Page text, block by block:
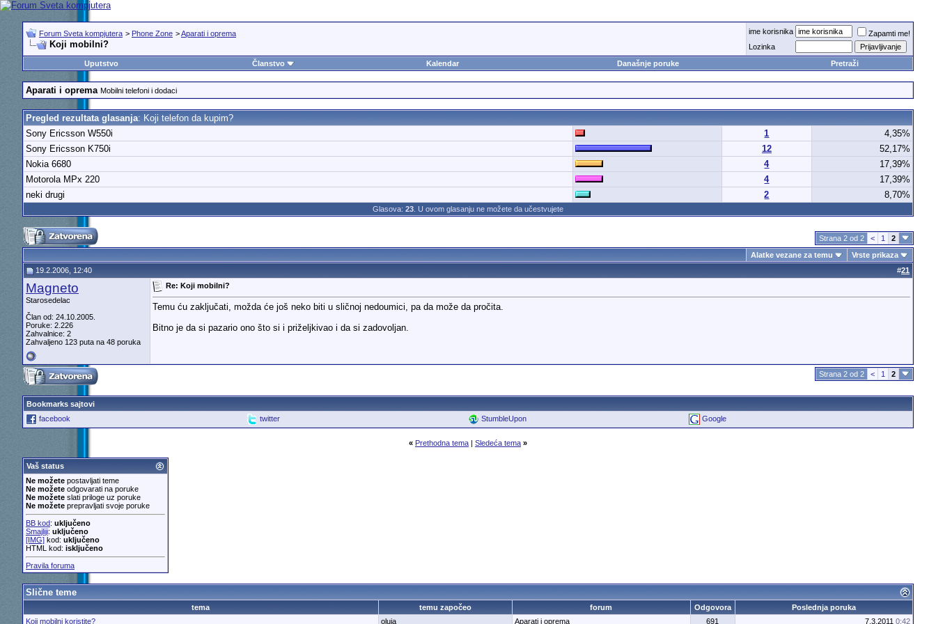
Forum Sveta kompjutera > Phone Zone >Aparati i oprema
Koji mobilni?
ime korisnika
Zapamti me!
Lozinka
Uputstvo
Članstvo Kalendar Današnje poruke Pretraži
Aparati i oprema Mobilni telefoni i dodaci
Pregled rezultata glasanja: Koji telefon da kupim?
Sony Ericsson W550i
1
4,35%
Sony Ericsson K750i
12
52,17%
Nokia 6680
4
17,39%
Motorola MPx 220
4
17,39%
neki drugi
2 8,70%
Glasova: 23. U ovom glasanju ne možete da učestvujete
Strana 2 od 2 < 1
2
Alatke vezane za temu
Vrste prikaza
19.2.2006, 12:40
#21
Magneto
Starosedelac
Član od: 24.10.2005.
Poruke: 2.226
Zahvalnice: 2
Zahvaljeno 123 puta na 48 poruka
Re: Koji mobilni?
Temu ću zaključati, možda će još neko biti u sličnoj nedoumici, pa da može da pročita.
Bitno je da si pazario ono što si i priželjkivao i da si zadovoljan.
Strana 2 od 2 < 1 2
Bookmarks sajtovi
facebook
twitter StumbleUpon Google
« Prethodna tema| Sledeća tema »
Vaš status
Ne možetepostavljati teme
Ne možeteodgovarati na poruke
Ne možeteslati priloge uz poruke
Ne možeteprepravljati svoje poruke
BB kod: uključeno
Smajliji: uključeno
[IMG]kod: uključeno
HTML kod: isključeno
Pravila foruma
Slične teme
tema temu započeo forum Odgovora
Poslednja poruka
Koji mobilni koristite?
oluja Aparati i oprema 691 7.3.2011 0:42